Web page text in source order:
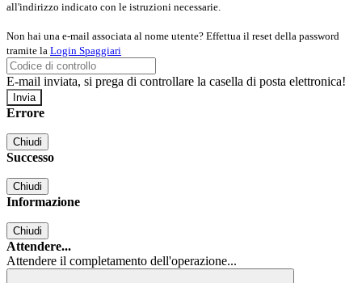
all'indirizzo indicato con le istruzioni necessarie.
Non hai una e-mail associata al nome utente? Effettua il reset della password
tramite la Login Spaggiari
E-mail inviata, si prega di controllare la casella di posta elettronica!
Errore
Chiudi
Successo
Chiudi
Informazione
Chiudi
Attendere...
Attendere il completamento dell'operazione...